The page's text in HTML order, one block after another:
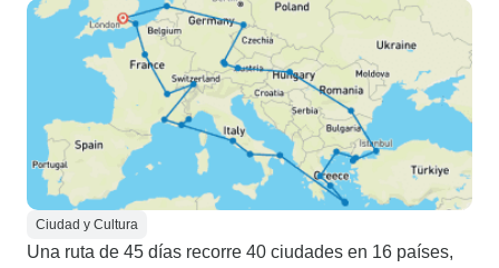
Ciudad y Cultura
Una ruta de 45 días recorre 40 ciudades en 16 países,